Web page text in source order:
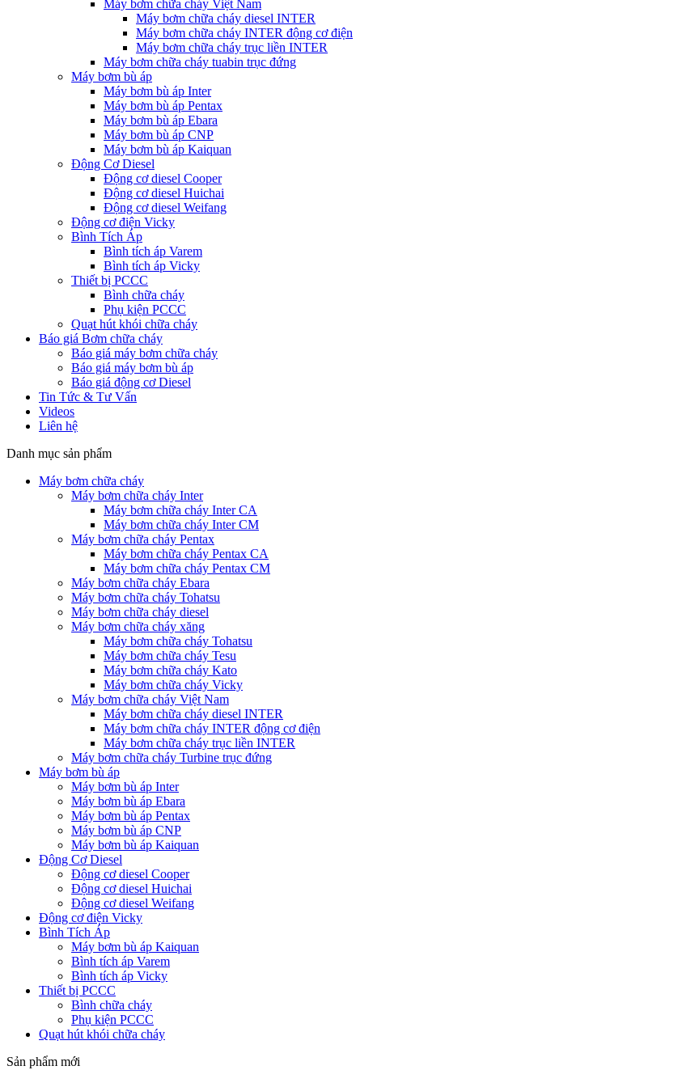
Máy bơm chữa cháy Việt Nam
Máy bơm chữa cháy diesel INTER
Máy bơm chữa cháy INTER động cơ điện
Máy bơm chữa cháy trục liền INTER
Máy bơm chữa cháy tuabin trục đứng
Máy bơm bù áp
Máy bơm bù áp Inter
Máy bơm bù áp Pentax
Máy bơm bù áp Ebara
Máy bơm bù áp CNP
Máy bơm bù áp Kaiquan
Động Cơ Diesel
Động cơ diesel Cooper
Động cơ diesel Huichai
Động cơ diesel Weifang
Động cơ điện Vicky
Bình Tích Áp
Bình tích áp Varem
Bình tích áp Vicky
Thiết bị PCCC
Bình chữa cháy
Phụ kiện PCCC
Quạt hút khói chữa cháy
Báo giá Bơm chữa cháy
Báo giá máy bơm chữa cháy
Báo giá máy bơm bù áp
Báo giá động cơ Diesel
Tin Tức & Tư Vấn
Videos
Liên hệ
Danh mục sản phẩm
Máy bơm chữa cháy
Máy bơm chữa cháy Inter
Máy bơm chữa cháy Inter CA
Máy bơm chữa cháy Inter CM
Máy bơm chữa cháy Pentax
Máy bơm chữa cháy Pentax CA
Máy bơm chữa cháy Pentax CM
Máy bơm chữa cháy Ebara
Máy bơm chữa cháy Tohatsu
Máy bơm chữa cháy diesel
Máy bơm chữa cháy xăng
Máy bơm chữa cháy Tohatsu
Máy bơm chữa cháy Tesu
Máy bơm chữa cháy Kato
Máy bơm chữa cháy Vicky
Máy bơm chữa cháy Việt Nam
Máy bơm chữa cháy diesel INTER
Máy bơm chữa cháy INTER động cơ điện
Máy bơm chữa cháy trục liền INTER
Máy bơm chữa cháy Turbine trục đứng
Máy bơm bù áp
Máy bơm bù áp Inter
Máy bơm bù áp Ebara
Máy bơm bù áp Pentax
Máy bơm bù áp CNP
Máy bơm bù áp Kaiquan
Động Cơ Diesel
Động cơ diesel Cooper
Động cơ diesel Huichai
Động cơ diesel Weifang
Động cơ điện Vicky
Bình Tích Áp
Máy bơm bù áp Kaiquan
Bình tích áp Varem
Bình tích áp Vicky
Thiết bị PCCC
Bình chữa cháy
Phụ kiện PCCC
Quạt hút khói chữa cháy
Sản phẩm mới